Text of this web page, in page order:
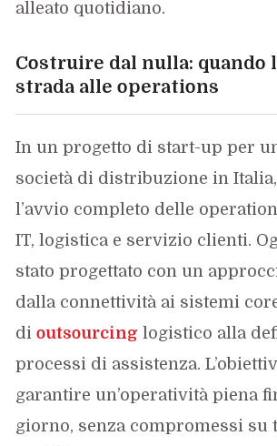
alleato quotidiano.
Costruire dal nulla: quando
strada alle operations
In un progetto di start-up per
società di distribuzione in
l’avvio completo delle
IT, logistica e servizio clienti.
stato progettato con un
dalla connettività ai sistemi
dioutsourcing logistico alla
processi di assistenza.
garantire un’operatività piena
giorno, senza compromessi su